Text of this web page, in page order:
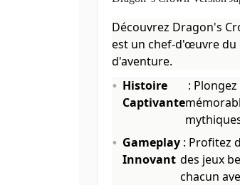
Découvrez Dragon's
est un chef-d'œuvre du
d'aventure.
Histoire
Captivante
:
Gameplay
Innovant
: Profitez
des jeux
chacun